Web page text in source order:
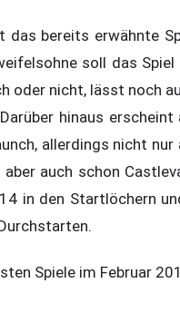
bereits erwähnte
soll das
oder nicht, lässt noch
hinaus
allerdings nicht
auch schon
in den Startlöchern
Spiele im Februar